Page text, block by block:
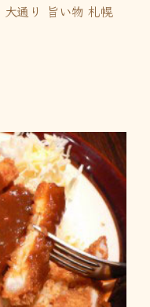
大通り 旨い物 札幌